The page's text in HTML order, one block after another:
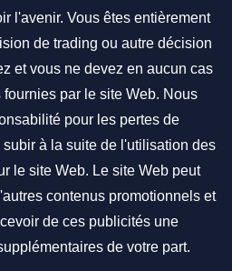
l'avenir. Vous êtes entièrement
de trading ou autre décision
et vous ne devez en aucun cas
par le site Web. Nous
pour les pertes de
à la suite de l'utilisation des
le site Web. Le site Web peut
contenus promotionnels et
de ces publicités une
de votre part.